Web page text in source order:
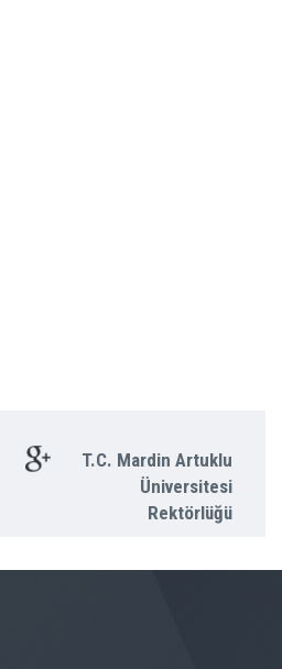
T.C. Mardin Artuklu
Üniversitesi
Rektörlüğü